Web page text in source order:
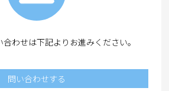
わせは下記よりお進みください。
問い合わせする